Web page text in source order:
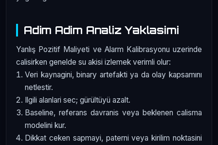
Adim Adim Analiz Yaklasimi
Yanlış Pozitif Maliyeti ve Alarm Kalibrasyonu uzerinde
calisirken genelde su akisi izlemek verimli olur:
Veri kaynagini, binary artefakti ya da olay kapsamını
netlestir.
Ilgili alanlari sec; gürültüyü azalt.
Baseline, referans davranis veya beklenen calisma
modelini kur.
Dikkat ceken sapmayi, paterni veya kirilim noktasini